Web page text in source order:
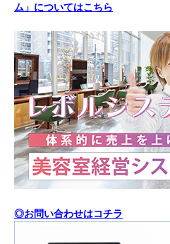
ム」についてはこちら
◎お問い合わせはコチラ